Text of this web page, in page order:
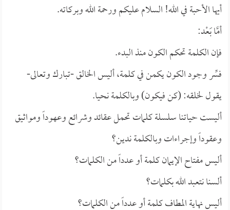
أيها الأحبة في الله! السلام عليكم ورحمة الله وبركاته.
أمَّا بَعْد:
فإن الكلمة تحكم الكون منذ البدء.
فسِّر وجود الكون يكمن في كلمة، أليس الخالق -تبارك وتعالى-
يقول لخلقه: (كن فيكون) وبالكلمة نحيا.
أليست حياتنا سلسلة كلمات تحمل عقائد وشرائع وعهوداً ومواثيق
وعقوداً وإجراءات وبالكلمة ندين؟
أليس مفتاح الإيمان كلمة أو عدداً من الكلمات؟
ألسنا نتعبد الله بكلمات؟
أليس نهاية المطاف كلمة أو عدداً من الكلمات؟